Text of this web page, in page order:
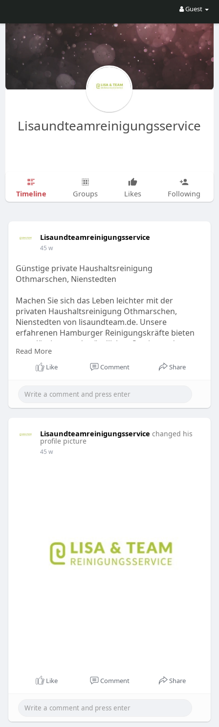
Guest
Lisaundteamreinigungsservice
Timeline Groups Likes Following
Lisaundteamreinigungsservice
45 w
Günstige private Haushaltsreinigung
Othmarschen, Nienstedten
Machen Sie sich das Leben leichter mit der
privaten Haushaltsreinigung Othmarschen,
Nienstedten von lisaundteam.de. Unsere
erfahrenen Hamburger Reinigungskräfte bieten
zuverlässigen und gründlichen Service und
verwandeln Ihr Zuhause in einen blitzblanken
Rückzugsort. Verlassen Sie sich auf unser
https://lisaundteam.de/reinigu....ng-fur-
Read More
Like Comment Share
Lisaundteamreinigungsservice changed his
profile picture
45 w
Like Comment Share